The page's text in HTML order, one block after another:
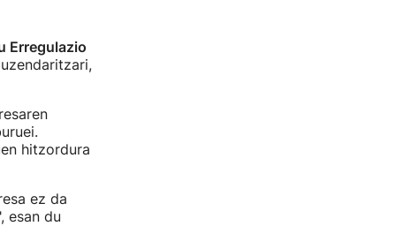
Erregulazio
hitzordura
ez da
esan du